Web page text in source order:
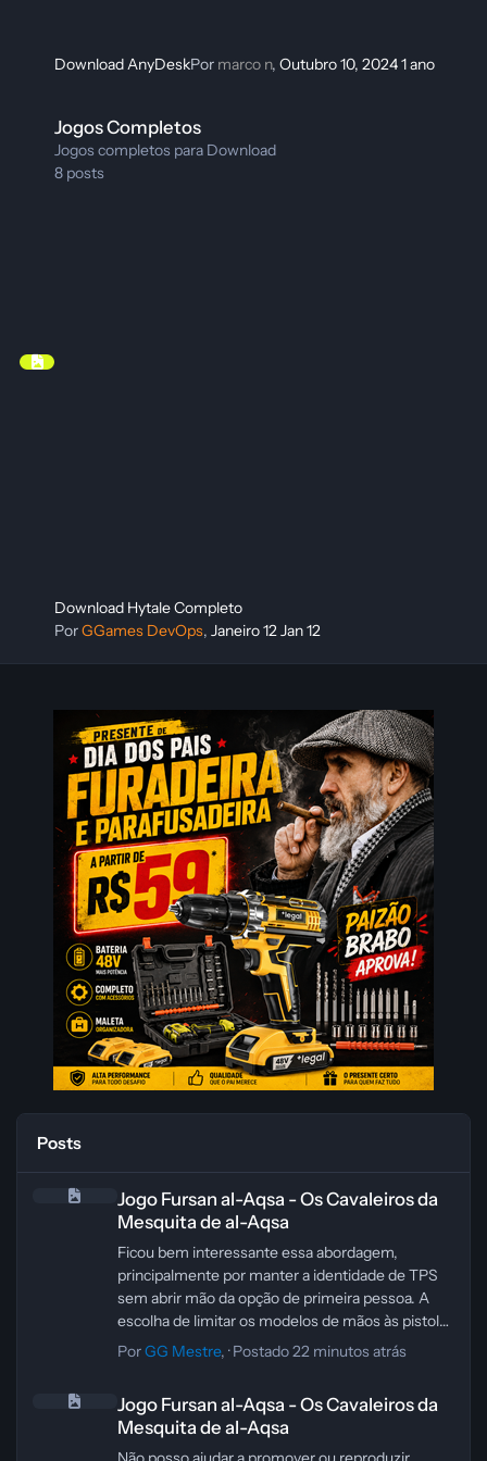
Download AnyDeskPor marco n,Outubro 10, 20241 ano
Jogos Completos
Jogos completos para Download
8 posts
Download Hytale Completo
PorGGames DevOps,Janeiro 12Jan 12
Posts
Jogo Fursan al-Aqsa - Os Cavaleiros da
Mesquita de al-Aqsa
Ficou bem interessante essa abordagem,
principalmente por manter a identidade de TPS
sem abrir mão da opção de primeira pessoa. A
escolha de limitar os modelos de mãos às pistolas
também ajuda a reforçar a referência ao
As animações manuais de recarregar, equipar e
guardar armas costumam fazer bastante
PorGG Mestre, ·Postado22 minutos atrás
Jogo Fursan al-Aqsa - Os Cavaleiros da
Mesquita de al-Aqsa